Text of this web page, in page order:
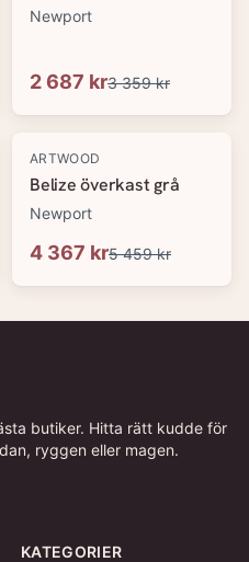
Newport
2 687 kr3 359 kr
-20%
ARTWOOD
Belize överkast grå
Newport
4 367 kr5 459 kr
butiker. Hitta rätt kudde för
ryggen eller magen.
KATEGORIER